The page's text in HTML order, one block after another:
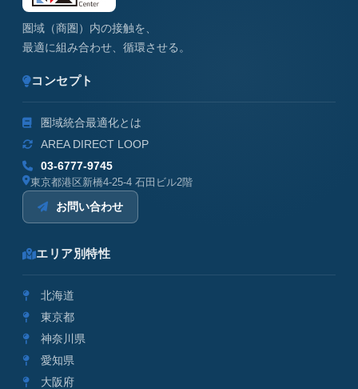
圏域（商圏）内の接触を、
最適に組み合わせ、循環させる。
コンセプト
圏域統合最適化とは
AREA DIRECT LOOP
03-6777-9745
東京都港区新橋4-25-4 石田ビル2階
お問い合わせ
エリア別特性
北海道
東京都
神奈川県
愛知県
大阪府